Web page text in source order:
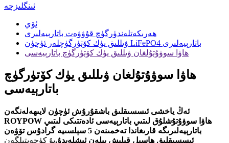
ئىنگلىزچە
ئۆي
ھەرىكەتلەندۈرگۈچ قۇۋۋەت باتارېيەلىرى
ۋىللىق يۈك كۆتۈرگۈچلەر ئۈچۈن LiFePO4 باتارېيەلىرى
ھاۋا سوۋۇتۇلغان ۋىللىق يۈك كۆتۈرگۈچ باتارېيەسى
ھاۋا سوۋۇتۇلغان ۋىللىق يۈك كۆتۈرگۈچ
باتارېيەسى
ئەڭ ياخشى ئىسسىقلىق باشقۇرۇش ئۈچۈن لايىھەلەنگەن
ROYPOW ھاۋا سوۋۇتۇشلۇق لىتىي باتارېيەسى ئادەتتىكى لىتىي
باتارېيەلىرىگە قارىغاندا تەخمىنەن 5 سېلسىيە گرادۇس تۆۋەن
ئىسسىقلىق ھاسىل قىلىش بىلەن ئىشلەيدۇ.بۇ كۈچەيتىلگەن